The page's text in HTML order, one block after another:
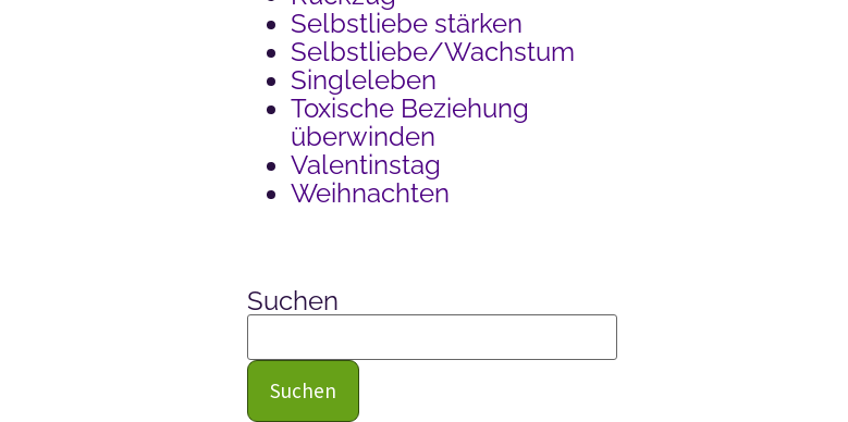
Selbstliebe stärken
Selbstliebe/Wachstum
Singleleben
Toxische Beziehung
überwinden
Valentinstag
Weihnachten
Suchen
Suchen